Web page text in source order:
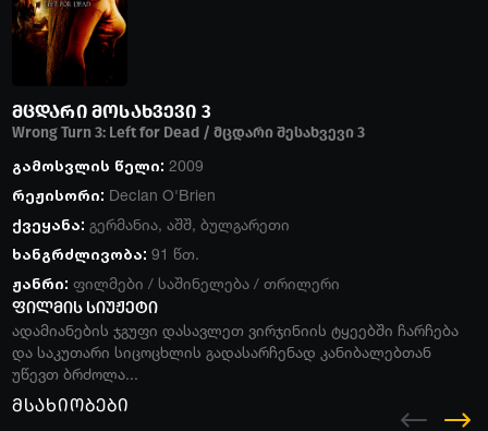
მცდარი მოსახვევი 3
Wrong Turn 3: Left for Dead / მცდარი შესახვევი 3
გამოსვლის წელი: 2009
რეჟისორი: Declan O'Brien
ქვეყანა: გერმანია, აშშ, ბულგარეთი
ხანგრძლივობა: 91 წთ.
ჟანრი: ფილმები / საშინელება/ თრილერი
ფილმის სიუჟეტი
ადამიანების ჯგუფი დასავლეთ ვირჯინიის ტყეებში ჩარჩება
და საკუთარი სიცოცხლის გადასარჩენად კანიბალებთან
უწევთ ბრძოლა...
მსახიობები